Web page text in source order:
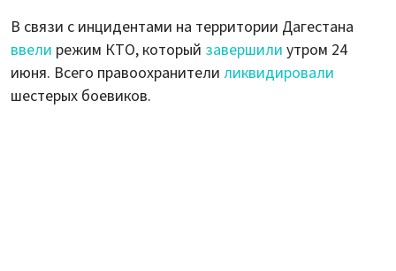
В связи с инцидентами на территории Дагестана
ввели режим КТО, который завершили утром 24
июня. Всего правоохранители ликвидировали
шестерых боевиков.